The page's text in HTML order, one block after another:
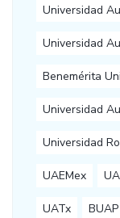
Universidad
Universidad
Benemérita
Universidad
Universidad
UAEMex
UATx BUAP